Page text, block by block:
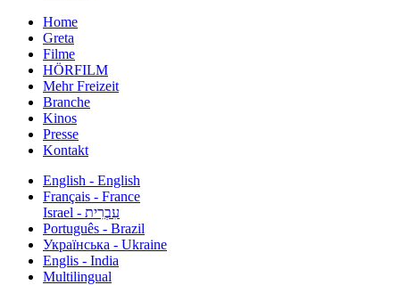
Home
Greta
Filme
HÖRFILM
Mehr Freizeit
Branche
Kinos
Presse
Kontakt
English - English
Français - France
עִבְרִית - Israel
Português - Brazil
Українська - Ukraine
Englis - India
Multilingual